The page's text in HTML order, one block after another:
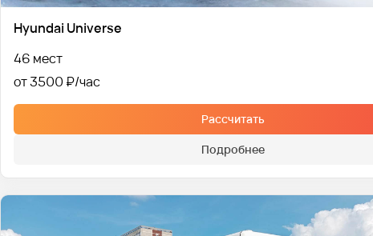
Hyundai Universe
46 мест
от 3500 ₽
Рассчитать
Подробнее